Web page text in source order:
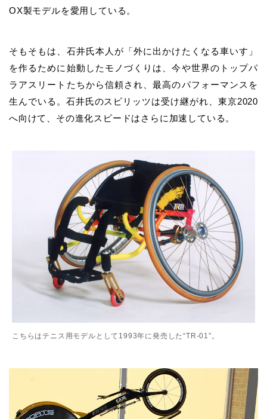
OX製モデルを愛用している。
そもそもは、石井氏本人が「外に出かけたくなる車いす」
を作るために始動したモノづくりは、今や世界のトップパ
ラアスリートたちから信頼され、最高のパフォーマンスを
生んでいる。石井氏のスピリッツは受け継がれ、東京2020
へ向けて、その進化スピードはさらに加速している。
こちらはテニス用モデルとして1993年に発売した“TR-01”。